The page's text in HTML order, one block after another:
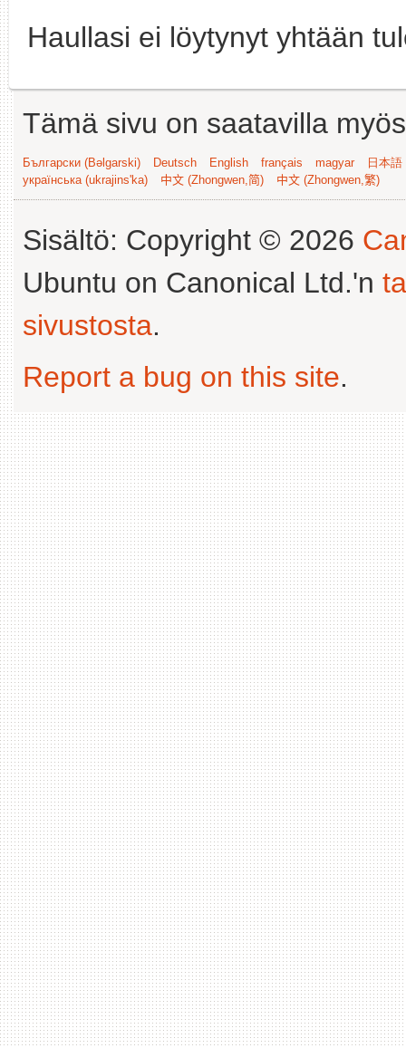
Haullasi ei löytynyt yhtään
Tämä sivu on saatavilla
Български (Bəlgarski) Deutsch English français magyar
日本
українська (ukrajins'ka)
中文 (Zhongwen,简) 中文 (Zhongwen,繁)
Sisältö: Copyright © 2026
Ubuntu on Canonical Ltd.'n
sivustosta.
Report a bug on this site.